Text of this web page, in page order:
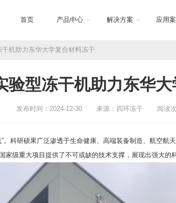
首页 产品中心 解决方案 应用
机助力东华大学复合材料冻干
验型冻干机助力东华
发布时间：2024-12-30 来源：四环冻干 阅读
。科研硕果广泛渗透于生命健康、高端装备制造、航空航
家级重大项目提供了不可或缺的技术支撑，展现出强大的